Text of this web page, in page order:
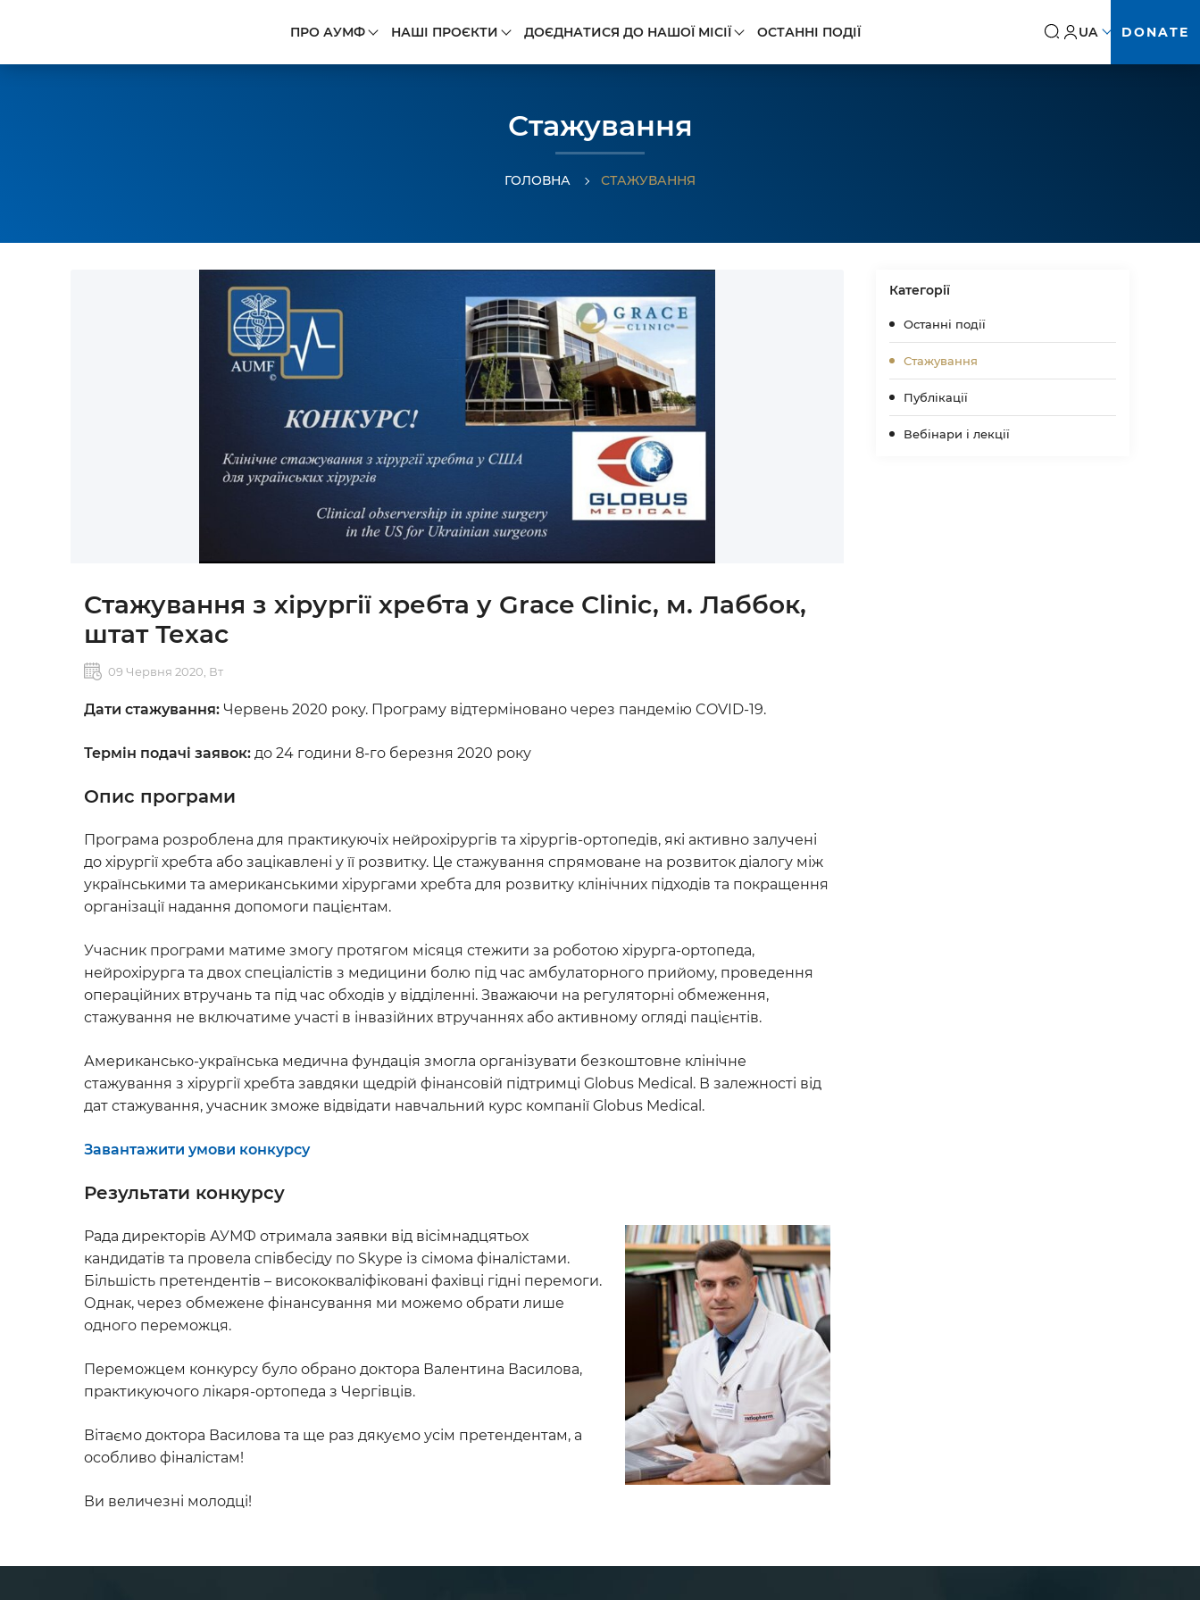
ПРО АУМФ НАШІ ПРОЄКТИ ДОЄДНАТИСЯ ДО НАШОЇ МІСІЇ ОСТАННІ ПОДІЇ UA DONATE
Стажування
ГОЛОВНА СТАЖУВАННЯ
Категорії
Останні події
Стажування
Публікації
Вебінари і лекції
Стажування з хірургії хребта у Grace Clinic, м. Лаббок,
штат Техас
09 Червня 2020, Вт
Дати стажування: Червень 2020 року. Програму відтерміновано через пандемію COVID-19.
Термін подачі заявок: до 24 години 8-го березня 2020 року
Опис програми
Програма розроблена для практикуючіх нейрохірургів та хірургів-ортопедів, які активно залучені
до хірургії хребта або зацікавлені у її розвитку. Це стажування спрямоване на розвиток діалогу між
українськими та американськими хірургами хребта для розвитку клінічних підходів та покращення
організації надання допомоги пацієнтам.
Учасник програми матиме змогу протягом місяця стежити за роботою хірурга-ортопеда,
нейрохірурга та двох спеціалістів з медицини болю під час амбулаторного прийому, проведення
операційних втручань та під час обходів у відділенні. Зважаючи на регуляторні обмеження,
стажування не включатиме участі в інвазійних втручаннях або активному огляді пацієнтів.
Американсько-українська медична фундація змогла організувати безкоштовне клінічне
стажування з хірургії хребта завдяки щедрій фінансовій підтримці Globus Medical. В залежності від
дат стажування, учасник зможе відвідати навчальний курс компанії Globus Medical.
Завантажити умови конкурсу
Результати конкурсу
Рада директорів АУМФ отримала заявки від вісімнадцятьох
кандидатів та провела співбесіду по Skype із сімома фіналістами.
Більшість претендентів – висококваліфіковані фахівці гідні перемоги.
Однак, через обмежене фінансування ми можемо обрати лише
одного переможця.
Переможцем конкурсу було обрано доктора Валентина Василова,
практикуючого лікаря-ортопеда з Чергівців.
Вітаємо доктора Василова та ще раз дякуємо усім претендентам, а
особливо фіналістам!
Ви величезні молодці!